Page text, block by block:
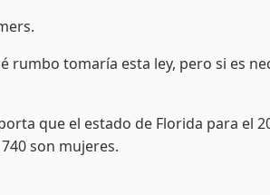
rumbo tomaría esta ley, pero si es
que el estado de Florida para el
son mujeres.